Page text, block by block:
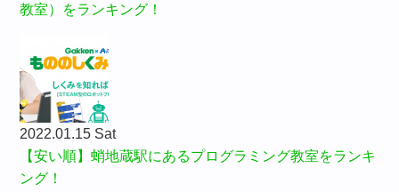
教室）をランキング！
2022.01.15 Sat
【安い順】蛸地蔵駅にあるプログラミング教室をランキ
ング！